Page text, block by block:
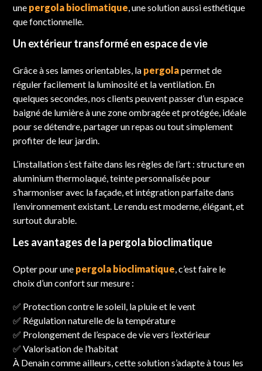
une pergola bioclimatique, une solution aussi esthétique
que fonctionnelle.
Un extérieur transformé en espace de vie
Grâce à ses lames orientables, la pergolapermet de
réguler facilement la luminosité et la ventilation. En
quelques secondes, nos clients peuvent passer d’un espace
baigné de lumière à une zone ombragée et protégée, idéale
pour se détendre, partager un repas ou tout simplement
profiter de leur jardin.
L’installation s’est faite dans les règles de l’art : structure en
aluminium thermolaqué, teinte personnalisée pour
s’harmoniser avec la façade, et intégration parfaite dans
l’environnement existant. Le rendu est moderne, élégant, et
surtout durable.
Les avantages de la pergola bioclimatique
Opter pour une pergola bioclimatique, c’est faire le
choix d’un confort sur mesure :
✅ Protection contre le soleil, la pluie et le vent
✅ Régulation naturelle de la température
✅ Prolongement de l’espace de vie vers l’extérieur
✅ Valorisation de l’habitat
À Denain comme ailleurs, cette solution s’adapte à tous les